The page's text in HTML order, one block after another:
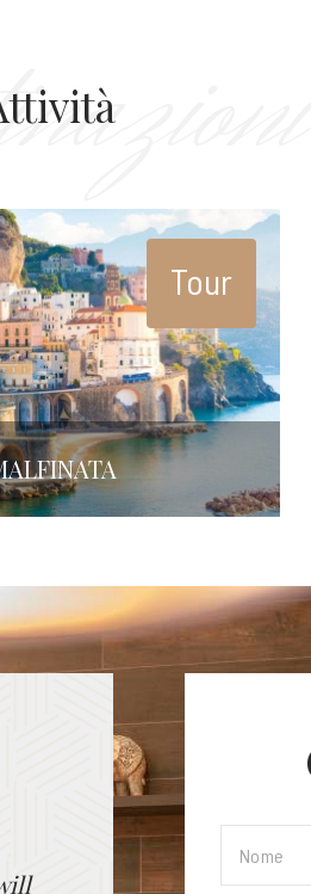
Tour
Palazzo Firenze
The